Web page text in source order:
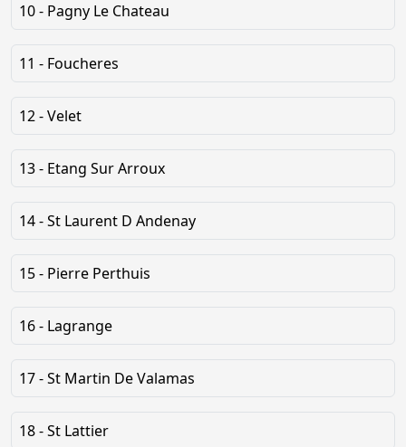
10 - Pagny Le Chateau
11 - Foucheres
12 - Velet
13 - Etang Sur Arroux
14 - St Laurent D Andenay
15 - Pierre Perthuis
16 - Lagrange
17 - St Martin De Valamas
18 - St Lattier